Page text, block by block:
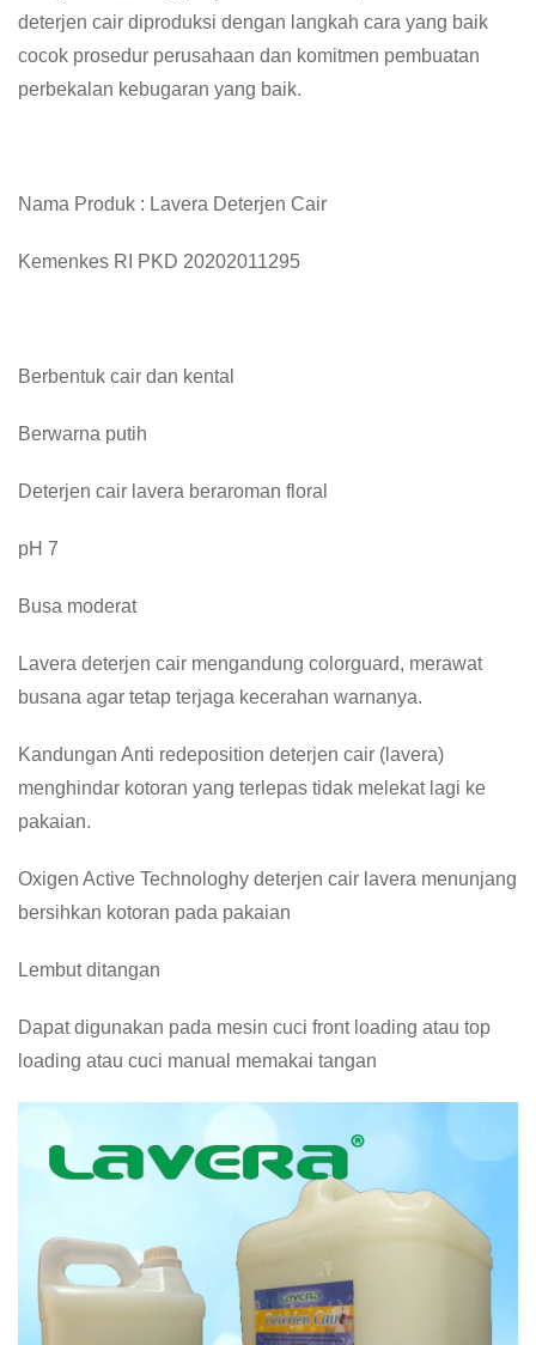
deterjen cair diproduksi dengan langkah cara yang baik
cocok prosedur perusahaan dan komitmen pembuatan
perbekalan kebugaran yang baik.
Nama Produk : Lavera Deterjen Cair
Kemenkes RI PKD 20202011295
Berbentuk cair dan kental
Berwarna putih
Deterjen cair lavera beraroman floral
pH 7
Busa moderat
Lavera deterjen cair mengandung colorguard, merawat
busana agar tetap terjaga kecerahan warnanya.
Kandungan Anti redeposition deterjen cair (lavera)
menghindar kotoran yang terlepas tidak melekat lagi ke
pakaian.
Oxigen Active Technologhy deterjen cair lavera menunjang
bersihkan kotoran pada pakaian
Lembut ditangan
Dapat digunakan pada mesin cuci front loading atau top
loading atau cuci manual memakai tangan